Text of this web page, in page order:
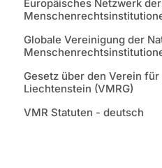
Europäisches Netzwerk
Globale Vereinigung der
Gesetz über den Verein
Liechtenstein (VMRG)
VMR Statuten - deutsch